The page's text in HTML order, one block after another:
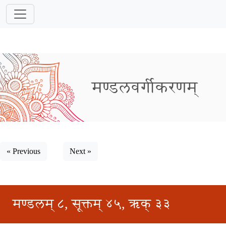
मण्डलवर्गीकरणम्
« Previous Next »
मण्डलम् ८, सूक्तम् ४५, ऋक् ३३